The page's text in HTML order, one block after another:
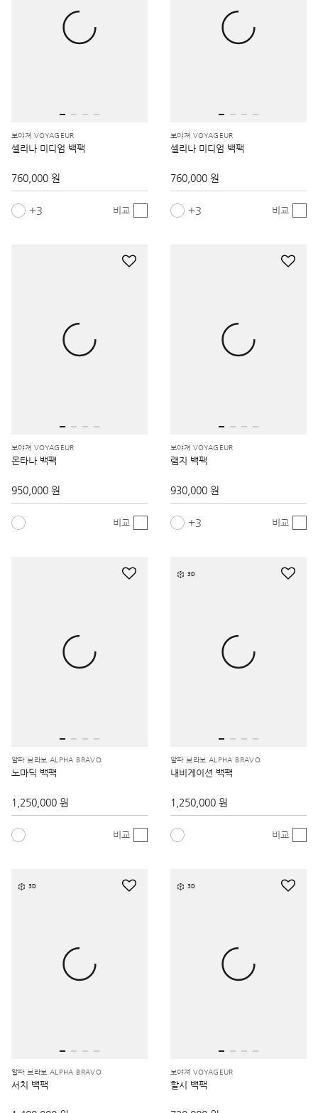
보야져 VOYAGEUR
셀리나 미디엄 백팩
760,000 원
3 비교
보야져 VOYAGEUR
셀리나 미디엄 백팩
760,000 원
3 비교
보야져 VOYAGEUR
몬타나 백팩
950,000 원
비교
보야져 VOYAGEUR
램지 백팩
930,000 원
3 비교
알파 브라보 ALPHA BRAVO
노마딕 백팩
1,250,000 원
비교
3D
알파 브라보 ALPHA BRAVO
내비게이션 백팩
1,250,000 원
비교
3D
알파 브라보 ALPHA BRAVO
서치 백팩
3D
보야져 VOYAGEUR
할시 백팩